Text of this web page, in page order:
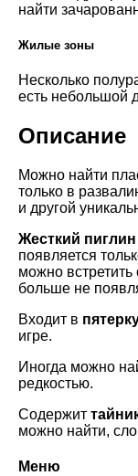
найти
Жилые зоны
Несколько
есть небольшой
Описание
Можно найти
только в
и другой
Жесткий пиглин
появляется
можно
больше не
Входит в
игре.
Иногда можно
редкостью.
Содержит
можно найти,
Меню